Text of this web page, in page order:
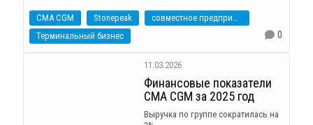
CMA CGM Stonepeak
совместное предприятие
Терминальный бизнес
0
11.03.2026
Финансовые показатели
CMA CGM за 2025 год
Выручка по группе сократилась на